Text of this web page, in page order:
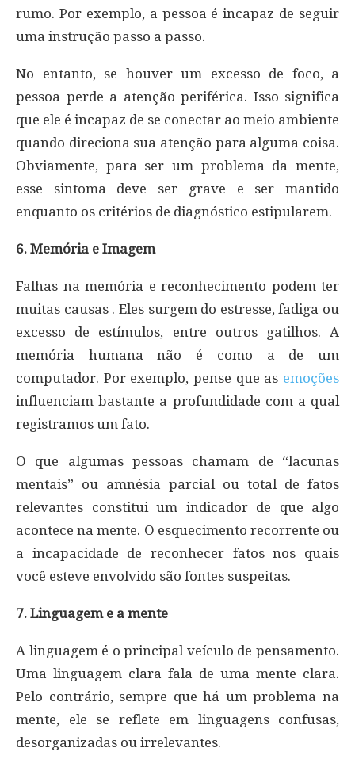
rumo. Por exemplo, a pessoa é incapaz de seguir
uma instrução passo a passo.
No entanto, se houver um excesso de foco, a
pessoa perde a atenção periférica. Isso significa
que ele é incapaz de se conectar ao meio ambiente
quando direciona sua atenção para alguma coisa.
Obviamente, para ser um problema da mente,
esse sintoma deve ser grave e ser mantido
enquanto os critérios de diagnóstico estipularem.
6. Memória e Imagem
Falhas na memória e reconhecimento podem ter
muitas causas . Eles surgem do estresse, fadiga ou
excesso de estímulos, entre outros gatilhos. A
memória humana não é como a de um
computador. Por exemplo, pense que as emoções
influenciam bastante a profundidade com a qual
registramos um fato.
O que algumas pessoas chamam de “lacunas
mentais” ou amnésia parcial ou total de fatos
relevantes constitui um indicador de que algo
acontece na mente. O esquecimento recorrente ou
a incapacidade de reconhecer fatos nos quais
você esteve envolvido são fontes suspeitas.
7. Linguagem e a mente
A linguagem é o principal veículo de pensamento.
Uma linguagem clara fala de uma mente clara.
Pelo contrário, sempre que há um problema na
mente, ele se reflete em linguagens confusas,
desorganizadas ou irrelevantes.